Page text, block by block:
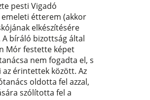
pesti Vigadó
étterem (akkor
elkészítésére
bíráló bizottság által
Mór festette képet
nem fogadta el, s
érintettek között. Az
oldotta fel azzal,
szólította fel a